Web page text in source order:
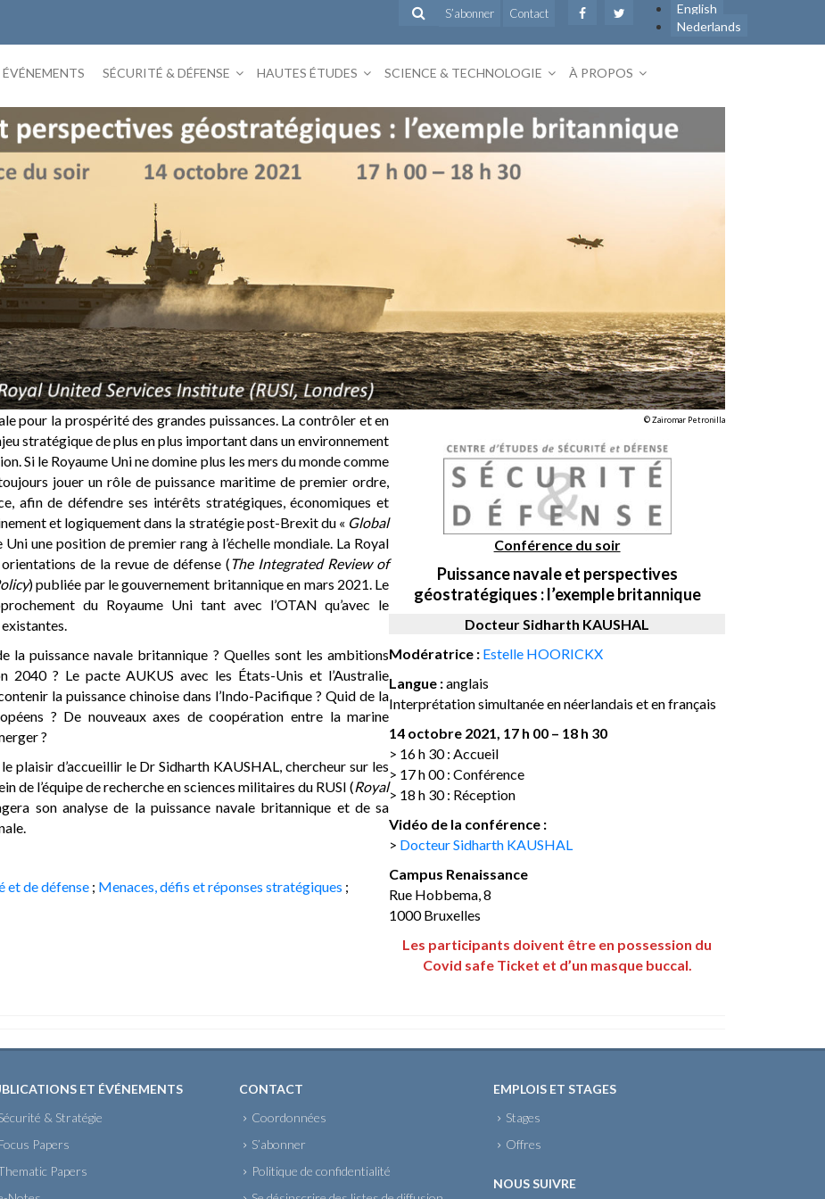
English
Nederlands
S’abonner Contact
ÉVÉNEMENTS SÉCURITÉ & DÉFENSE HAUTES ÉTUDES SCIENCE & TECHNOLOGIE À PROPOS
pour la prospérité des grandes puissances. La contrôler et en
stratégique de plus en plus important dans un environnement
Si le Royaume Uni ne domine plus les mers du monde comme
jouer un rôle de puissance maritime de premier ordre,
afin de défendre ses intérêts stratégiques, économiques et
et logiquement dans la stratégie post-Brexit du « Global
une position de premier rang à l’échelle mondiale. La Royal
de la revue de défense (The Integrated Review of
) publiée par le gouvernement britannique en mars 2021. Le
du Royaume Uni tant avec l’OTAN qu’avec le
la puissance navale britannique ? Quelles sont les ambitions
2040 ? Le pacte AUKUS avec les États-Unis et l’Australie
la puissance chinoise dans l’Indo-Pacifique ? Quid de la
? De nouveaux axes de coopération entre la marine
?
plaisir d’accueillir le Dr Sidharth KAUSHAL, chercheur sur les
de l’équipe de recherche en sciences militaires du RUSI (Royal
son analyse de la puissance navale britannique et de sa
et de défense ; Menaces, défis et réponses stratégiques ;
© Zairomar Petronilla
Conférence du soir
Puissance navale et perspectives
géostratégiques : l’exemple britannique
Docteur Sidharth KAUSHAL
Modératrice : Estelle HOORICKX
Langue :anglais
Interprétation simultanée en néerlandais et en français
14 octobre 2021, 17 h 00 – 18 h 30
> 16 h 30 : Accueil
> 17 h 00 : Conférence
> 18 h 30 : Réception
Vidéo de la conférence :
> Docteur Sidharth KAUSHAL
Campus Renaissance
Rue Hobbema, 8
1000 Bruxelles
Les participants doivent être en possession du
Covid safe Ticket et d’un masque buccal.
ET ÉVÉNEMENTS
& Stratégie
Papers
Papers
CONTACT
Coordonnées
S’abonner
Politique de confidentialité
EMPLOIS ET STAGES
Stages
Offres
NOUS SUIVRE